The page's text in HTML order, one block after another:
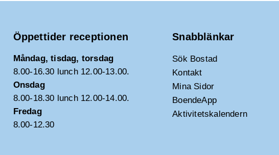
Öppettider receptionen
Måndag, tisdag, torsdag
8.00-16.30 lunch 12.00-13.00.
Onsdag
8.00-18.30 lunch 12.00-14.00.
Fredag
8.00-12.30
Snabblänkar
Sök Bostad
Kontakt
Mina Sidor
BoendeApp
Aktivitetskalendern